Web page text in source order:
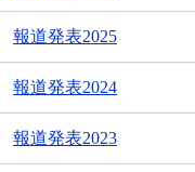
報道発表2025
報道発表2024
報道発表2023